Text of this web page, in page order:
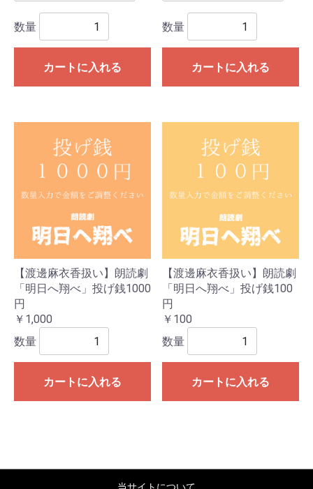
数量
カートに入れる
数量
カートに入れる
【渡邊麻衣香扱い】朗読劇
「明日へ翔べ」投げ銭1000
円
￥1,000
数量
カートに入れる
【渡邊麻衣香扱い】朗読劇
「明日へ翔べ」投げ銭100
円
￥100
数量
カートに入れる